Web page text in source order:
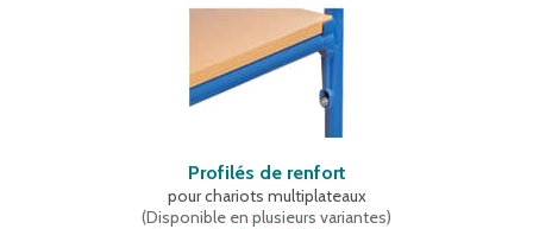
Profilés de renfort
pour chariots multiplateaux
(Disponible en plusieurs variantes)